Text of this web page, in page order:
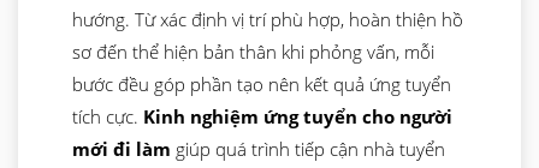
hướng. Từ xác định vị trí phù hợp, hoàn thiện hồ
sơ đến thể hiện bản thân khi phỏng vấn, mỗi
bước đều góp phần tạo nên kết quả ứng tuyển
tích cực. Kinh nghiệm ứng tuyển cho người
mới đi làm giúp quá trình tiếp cận nhà tuyển